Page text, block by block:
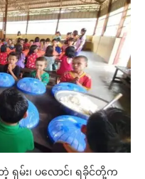
တဲ့ ရှမ်း၊ ပလောင်၊ ရခိုင်တို့က